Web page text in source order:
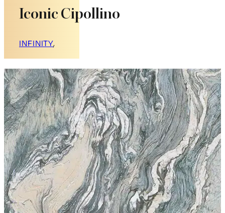
Iconic Cipollino
INFINITY